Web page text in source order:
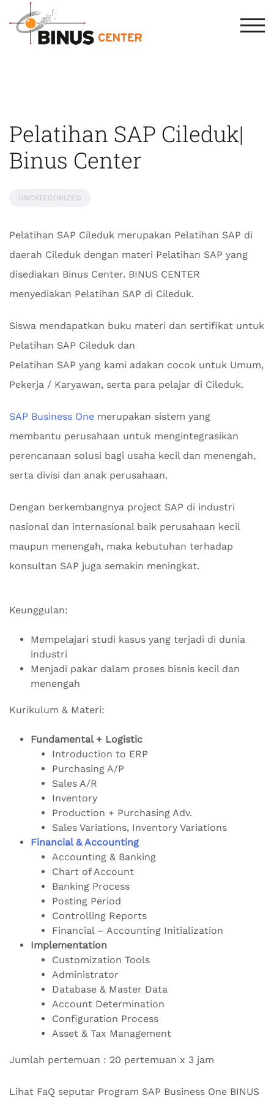
Pelatihan SAP Cileduk|
Binus Center
UNCATEGORIZED
Pelatihan SAP Cileduk merupakan Pelatihan SAP di
daerah Cileduk dengan materi Pelatihan SAP yang
disediakan Binus Center. BINUS CENTER
menyediakan Pelatihan SAP di Cileduk.
Siswa mendapatkan buku materi dan sertifikat untuk
Pelatihan SAP Cileduk dan
Pelatihan SAP yang kami adakan cocok untuk Umum,
Pekerja / Karyawan, serta para pelajar di Cileduk.
SAP Business One merupakan sistem yang
membantu perusahaan untuk mengintegrasikan
perencanaan solusi bagi usaha kecil dan menengah,
serta divisi dan anak perusahaan.
Dengan berkembangnya project SAP di industri
nasional dan internasional baik perusahaan kecil
maupun menengah, maka kebutuhan terhadap
konsultan SAP juga semakin meningkat.
Keunggulan:
Mempelajari studi kasus yang terjadi di dunia
industri
Menjadi pakar dalam proses bisnis kecil dan
menengah
Kurikulum & Materi:
Fundamental + Logistic
Introduction to ERP
Purchasing A/P
Sales A/R
Inventory
Production + Purchasing Adv.
Sales Variations, Inventory Variations
Financial & Accounting
Accounting & Banking
Chart of Account
Banking Process
Posting Period
Controlling Reports
Financial – Accounting Initialization
Implementation
Customization Tools
Administrator
Database & Master Data
Account Determination
Configuration Process
Asset & Tax Management
Jumlah pertemuan : 20 pertemuan x 3 jam
Lihat FaQ seputar Program SAP Business One BINUS